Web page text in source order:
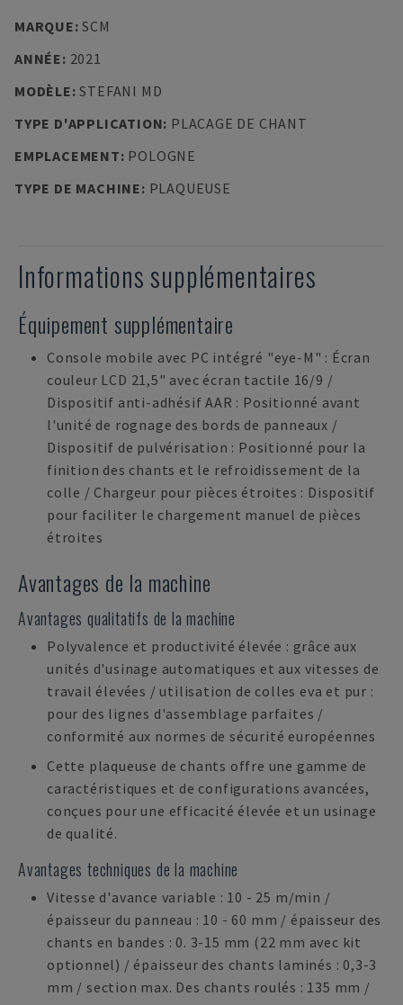
MARQUE:SCM
ANNÉE: 2021
MODÈLE:STEFANI MD
TYPE D'APPLICATION: PLACAGE DE CHANT
EMPLACEMENT: POLOGNE
TYPE DE MACHINE: PLAQUEUSE
Informations supplémentaires
Équipement supplémentaire
Console mobile avec PC intégré "eye-M" : Écran
couleur LCD 21,5" avec écran tactile 16/9 /
Dispositif anti-adhésif AAR : Positionné avant
l'unité de rognage des bords de panneaux /
Dispositif de pulvérisation : Positionné pour la
finition des chants et le refroidissement de la
colle / Chargeur pour pièces étroites : Dispositif
pour faciliter le chargement manuel de pièces
étroites
Avantages de la machine
Avantages qualitatifs de la machine
Polyvalence et productivité élevée : grâce aux
unités d'usinage automatiques et aux vitesses de
travail élevées / utilisation de colles eva et pur :
pour des lignes d'assemblage parfaites /
conformité aux normes de sécurité européennes
Cette plaqueuse de chants offre une gamme de
caractéristiques et de configurations avancées,
conçues pour une efficacité élevée et un usinage
de qualité.
Avantages techniques de la machine
Vitesse d'avance variable : 10 - 25 m/min /
épaisseur du panneau : 10 - 60 mm / épaisseur des
chants en bandes : 0. 3-15 mm (22 mm avec kit
optionnel) / épaisseur des chants laminés : 0,3-3
mm / section max. Des chants roulés : 135 mm /